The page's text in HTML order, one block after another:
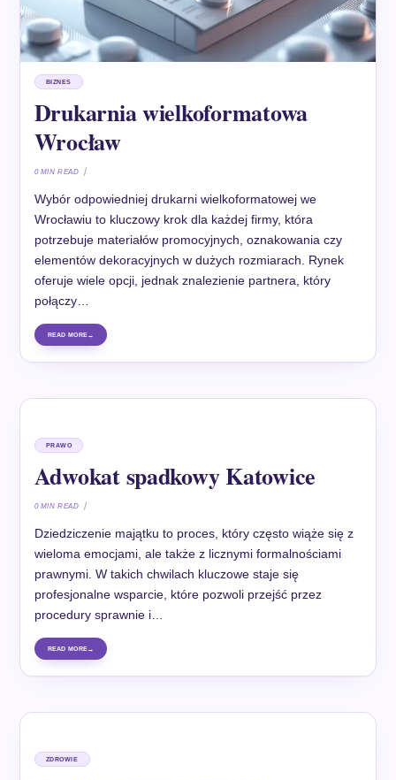
BIZNES
Drukarnia wielkoformatowa
Wrocław
0 MIN READ
Wybór odpowiedniej drukarni wielkoformatowej we
Wrocławiu to kluczowy krok dla każdej firmy, która
potrzebuje materiałów promocyjnych, oznakowania czy
elementów dekoracyjnych w dużych rozmiarach. Rynek
oferuje wiele opcji, jednak znalezienie partnera, który
połączy…
READ MORE
PRAWO
Adwokat spadkowy Katowice
0 MIN READ
Dziedziczenie majątku to proces, który często wiąże się z
wieloma emocjami, ale także z licznymi formalnościami
prawnymi. W takich chwilach kluczowe staje się
profesjonalne wsparcie, które pozwoli przejść przez
procedury sprawnie i…
READ MORE
ZDROWIE